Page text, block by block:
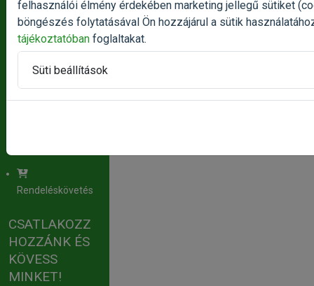
Nettó ár:14 165,35 Ft
Törékeny:Nem
Állatorvosi:
HASZNOS
LINKEK
Szállítás
Rendeléskövetés
CSATLAKOZZ
HOZZÁNK ÉS
KÖVESS
MINKET!
felhasználói élmény érdekében marketing jellegű sütiket
böngészés folytatásával Ön hozzájárul a sütik
tájékoztatóban foglaltakat.
Süti beállítások